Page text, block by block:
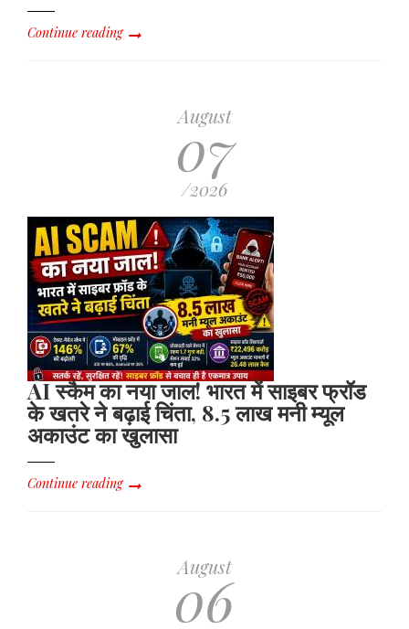
Continue reading
August
07
/2026
AI स्कैम का नया जाल! भारत में साइबर फ्रॉड
के खतरे ने बढ़ाई चिंता, 8.5 लाख मनी म्यूल
अकाउंट का खुलासा
Continue reading
August
06